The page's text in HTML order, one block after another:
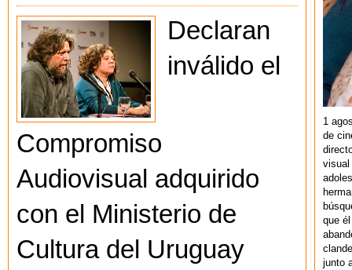
Declaran
inválido el
Compromiso
Audiovisual adquirido
con el Ministerio de
Cultura del Uruguay
1
de
visual
que
junto